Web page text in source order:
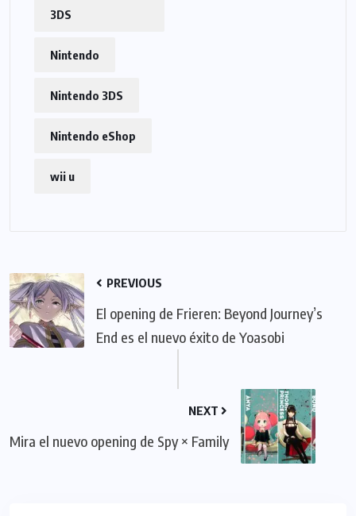
3DS
Nintendo
Nintendo 3DS
Nintendo eShop
wii u
PREVIOUS
El opening de Frieren: Beyond Journey’s
End es el nuevo éxito de Yoasobi
NEXT
Mira el nuevo opening de Spy × Family